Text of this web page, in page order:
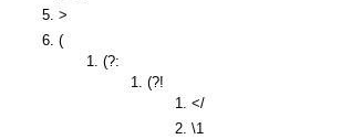
>
(
(?:
(?!
</
\1